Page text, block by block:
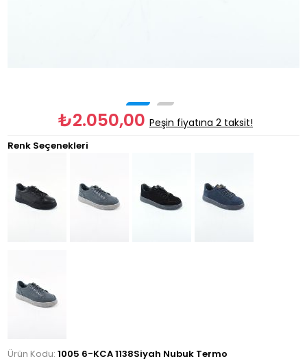
₺2.050,00 Peşin fiyatına 2 taksit!
Renk Seçenekleri
Ürün Kodu: 1005 6-KCA 1138Siyah Nubuk Termo